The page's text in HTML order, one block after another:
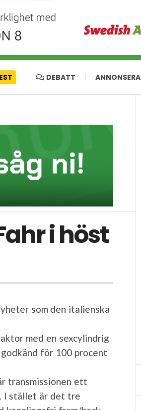
DEBATT ANNONSERA
i höst
som den italienska
med en sexcylindrig
för 100 procent
transmissionen ett
I stället är det tre